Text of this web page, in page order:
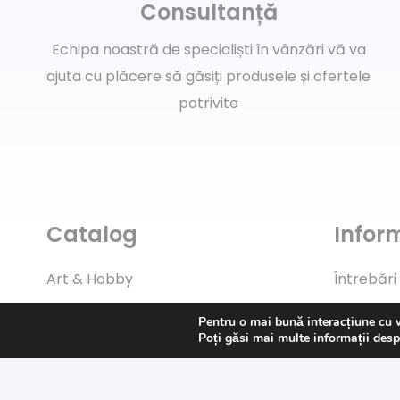
Consultanță
Echipa noastră de specialiști în vânzări vă va
ajuta cu plăcere să găsiți produsele și ofertele
potrivite
Catalog
Art & Hobby
Întrebări
Livrare
Returns
Pentru o mai bună interacțiune
Poți găsi mai multe informații